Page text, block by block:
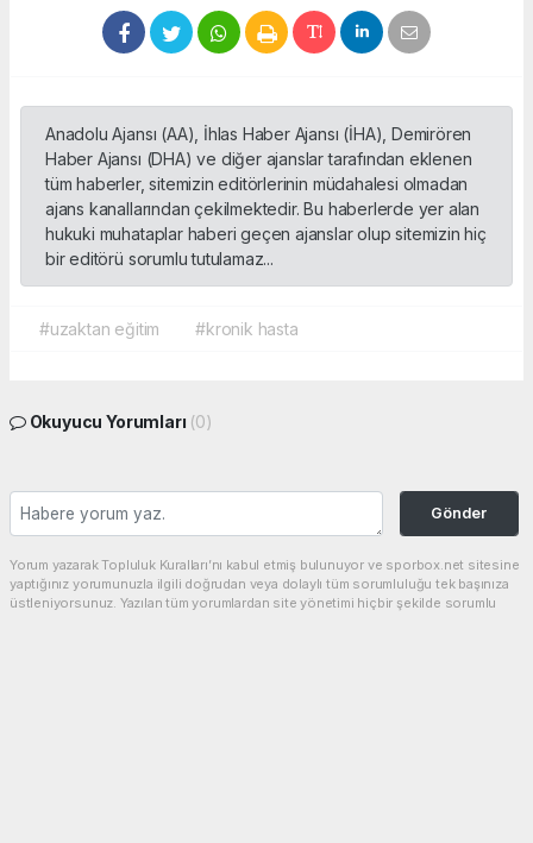
Anadolu Ajansı (AA), İhlas Haber Ajansı (İHA), Demirören
Haber Ajansı (DHA) ve diğer ajanslar tarafından eklenen
tüm haberler, sitemizin editörlerinin müdahalesi olmadan
ajans kanallarından çekilmektedir. Bu haberlerde yer alan
hukuki muhataplar haberi geçen ajanslar olup sitemizin hiç
bir editörü sorumlu tutulamaz...
#uzaktan eğitim #kronik hasta
Okuyucu Yorumları (0)
Gönder
Yorum yazarak Topluluk Kuralları’nı kabul etmiş bulunuyor ve sporbox.net sitesine
yaptığınız yorumunuzla ilgili doğrudan veya dolaylı tüm sorumluluğu tek başınıza
üstleniyorsunuz. Yazılan tüm yorumlardan site yönetimi hiçbir şekilde sorumlu